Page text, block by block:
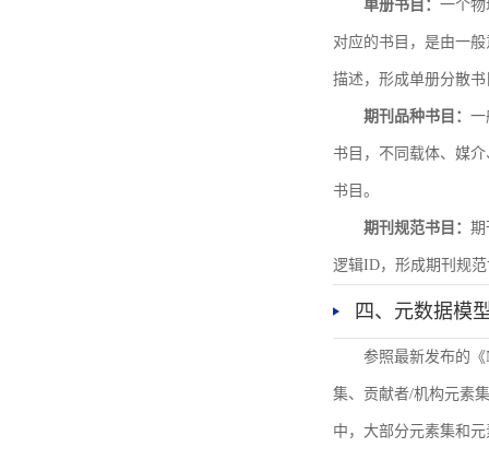
单册书目： 一个
对应的书目，是由一
描述，形成单册分散
期刊品种书目： 一
书目，不同载体、媒
书目。
期刊规范书目： 期
逻辑ID，形成期刊规
四、元数据模
参照最新发布的
集、贡献者/机构元素
中，大部分元素集和